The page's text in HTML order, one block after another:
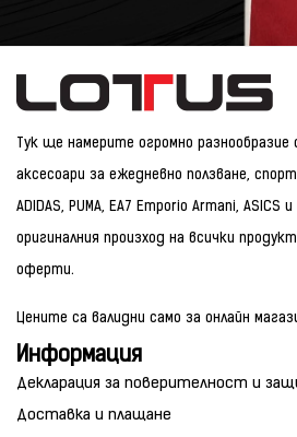
Тук ще намерите огромно разнообразие
аксесоари за ежедневно ползване,
ADIDAS, PUMA, EA7 Emporio Armani, ASICS
оригиналния произход на всички
оферти.
Цените са валидни само за онлайн
Информация
Декларация за поверителност и
Доставка и плащане